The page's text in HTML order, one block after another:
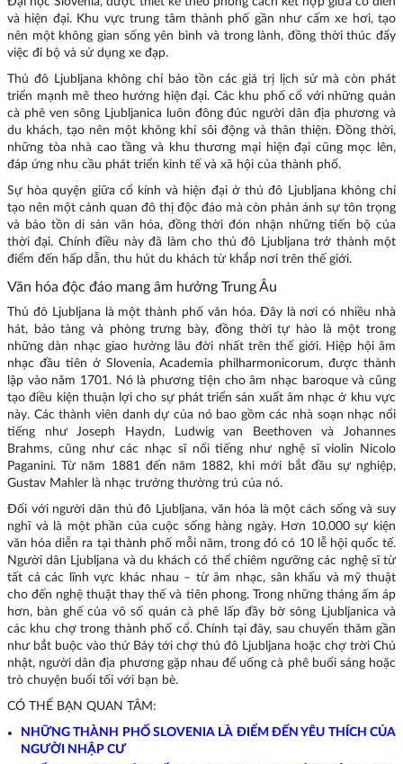
và hiện đại. Khu vực trung tâm thành phố gần như cấm xe hơi, tạo
nên một không gian sống yên bình và trong lành, đồng thời thúc đẩy
việc đi bộ và sử dụng xe đạp.
Thủ đô Ljubljana không chỉ bảo tồn các giá trị lịch sử mà còn phát
triển mạnh mẽ theo hướng hiện đại. Các khu phố cổ với những quán
cà phê ven sông Ljubljanica luôn đông đúc người dân địa phương và
du khách, tạo nên một không khí sôi động và thân thiện. Đồng thời,
những tòa nhà cao tầng và khu thương mại hiện đại cũng mọc lên,
đáp ứng nhu cầu phát triển kinh tế và xã hội của thành phố.
Sự hòa quyện giữa cổ kính và hiện đại ở thủ đô Ljubljana không chỉ
tạo nên một cảnh quan đô thị độc đáo mà còn phản ánh sự tôn trọng
và bảo tồn di sản văn hóa, đồng thời đón nhận những tiến bộ của
thời đại. Chính điều này đã làm cho thủ đô Ljubljana trở thành một
điểm đến hấp dẫn, thu hút du khách từ khắp nơi trên thế giới.
Văn hóa độc đáo mang âm hưởng Trung Âu
Thủ đô Ljubljana là một thành phố văn hóa. Đây là nơi có nhiều nhà
hát, bảo tàng và phòng trưng bày, đồng thời tự hào là một trong
những dàn nhạc giao hưởng lâu đời nhất trên thế giới. Hiệp hội âm
nhạc đầu tiên ở Slovenia, Academia philharmonicorum, được thành
lập vào năm 1701. Nó là phương tiện cho âm nhạc baroque và cũng
tạo điều kiện thuận lợi cho sự phát triển sản xuất âm nhạc ở khu vực
này. Các thành viên danh dự của nó bao gồm các nhà soạn nhạc nổi
tiếng như Joseph Haydn, Ludwig van Beethoven và Johannes
Brahms, cũng như các nhạc sĩ nổi tiếng như nghệ sĩ violin Nicolo
Paganini. Từ năm 1881 đến năm 1882, khi mới bắt đầu sự nghiệp,
Gustav Mahler là nhạc trưởng thường trú của nó.
Đối với người dân thủ đô Ljubljana, văn hóa là một cách sống và suy
nghĩ và là một phần của cuộc sống hàng ngày. Hơn 10.000 sự kiện
văn hóa diễn ra tại thành phố mỗi năm, trong đó có 10 lễ hội quốc tế.
Người dân Ljubljana và du khách có thể chiêm ngưỡng các nghệ sĩ từ
tất cả các lĩnh vực khác nhau – từ âm nhạc, sân khấu và mỹ thuật
cho đến nghệ thuật thay thế và tiên phong. Trong những tháng ấm áp
hơn, bàn ghế của vô số quán cà phê lấp đầy bờ sông Ljubljanica và
các khu chợ trong thành phố cổ. Chính tại đây, sau chuyến thăm gần
như bắt buộc vào thứ Bảy tới chợ thủ đô Ljubljana hoặc chợ trời Chủ
nhật, người dân địa phương gặp nhau để uống cà phê buổi sáng hoặc
trò chuyện buổi tối với bạn bè.
CÓ THỂ BẠN QUAN TÂM:
NHỮNG THÀNH PHỐ SLOVENIA LÀ ĐIỂM ĐẾN YÊU THÍCH CỦA
NGƯỜI NHẬP CƯ